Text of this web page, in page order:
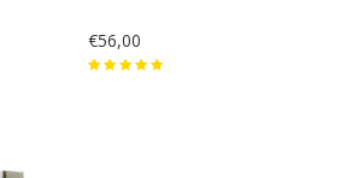
€56,00